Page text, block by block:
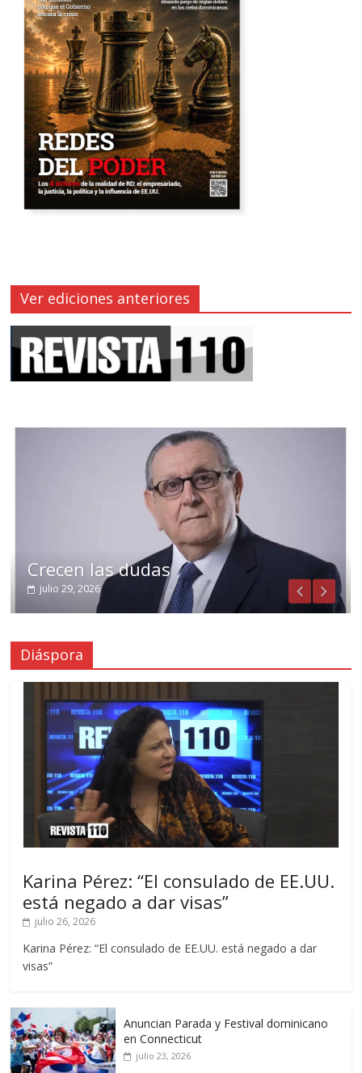
Ver ediciones anteriores
Crecen las dudas
julio 29, 2026
Diáspora
Karina Pérez: “El consulado de EE.UU.
está negado a dar visas”
julio 26, 2026
Karina Pérez: “El consulado de EE.UU. está negado a dar
visas”
Anuncian Parada y Festival dominicano
en Connecticut
julio 23, 2026